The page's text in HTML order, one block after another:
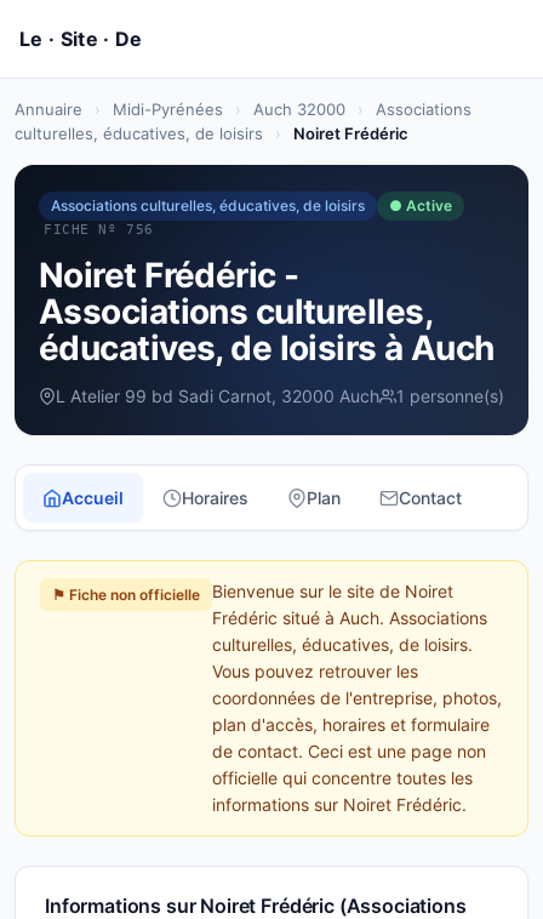
Annuaire › Midi-Pyrénées › Auch 32000 ›
Associations
culturelles, éducatives, de loisirs
› Noiret Frédéric
Associations culturelles, éducatives, de loisirs ● Active
FICHE Nº 756
Noiret Frédéric -
Associations culturelles,
éducatives, de loisirs à Auch
L Atelier 99 bd Sadi Carnot, 32000 Auch 1 personne(s)
Accueil Horaires Plan Contact
⚑ Fiche non officielle
Bienvenue sur le site de Noiret
Frédéric situé à Auch. Associations
culturelles, éducatives, de loisirs.
Vous pouvez retrouver les
coordonnées de l'entreprise, photos,
plan d'accès, horaires et formulaire
de contact. Ceci est une page non
officielle qui concentre toutes les
informations sur Noiret Frédéric.
Informations sur Noiret Frédéric (Associations